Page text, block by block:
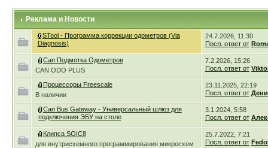
Реклама и Новости
STool - Программа коррекции одометров (Via
Diagnosis)
24.7.2026, 11:30
Посл. ответ от
Can Подмотка Одометров
CAN ODO PLUS
7.2.2026, 15:26
Посл. ответ от
Процессоры Freescale
В наличии
23.11.2025, 22:19
Посл. ответ от
Can Bus Gateway - Универсальный шлюз для
подключения ЭБУ на столе
3.1.2024, 5:58
Посл. ответ от
Клипса SOIC8
для внутрисхемного программирования микросхем
25.7.2022, 7:21
Посл. ответ от